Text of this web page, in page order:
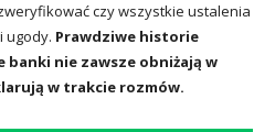
czy wszystkie ustalenia
ugody. Prawdziwe historie
banki nie zawsze obniżają w
w trakcie rozmów.